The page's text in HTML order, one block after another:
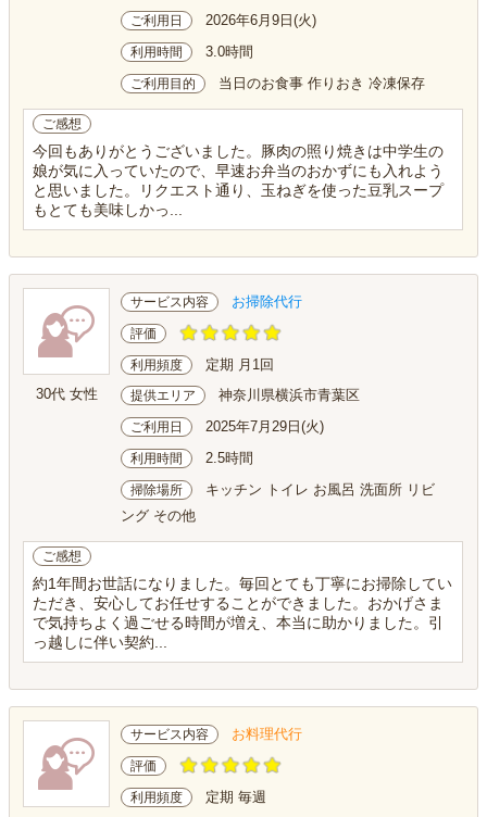
ご利用日 2026年6月9日(火)
利用時間 3.0時間
ご利用目的 当日のお食事 作りおき 冷凍保存
ご感想
今回もありがとうございました。豚肉の照り焼きは中学生の
娘が気に入っていたので、早速お弁当のおかずにも入れよう
と思いました。リクエスト通り、玉ねぎを使った豆乳スープ
もとても美味しかっ...
30代 女性
サービス内容 お掃除代行
評価
利用頻度 定期 月1回
提供エリア 神奈川県横浜市青葉区
ご利用日 2025年7月29日(火)
利用時間 2.5時間
掃除場所
キッチン トイレ お風呂 洗面所 リビ
ング その他
ご感想
約1年間お世話になりました。毎回とても丁寧にお掃除してい
ただき、安心してお任せすることができました。おかげさま
で気持ちよく過ごせる時間が増え、本当に助かりました。引
っ越しに伴い契約...
サービス内容 お料理代行
評価
利用頻度 定期 毎週